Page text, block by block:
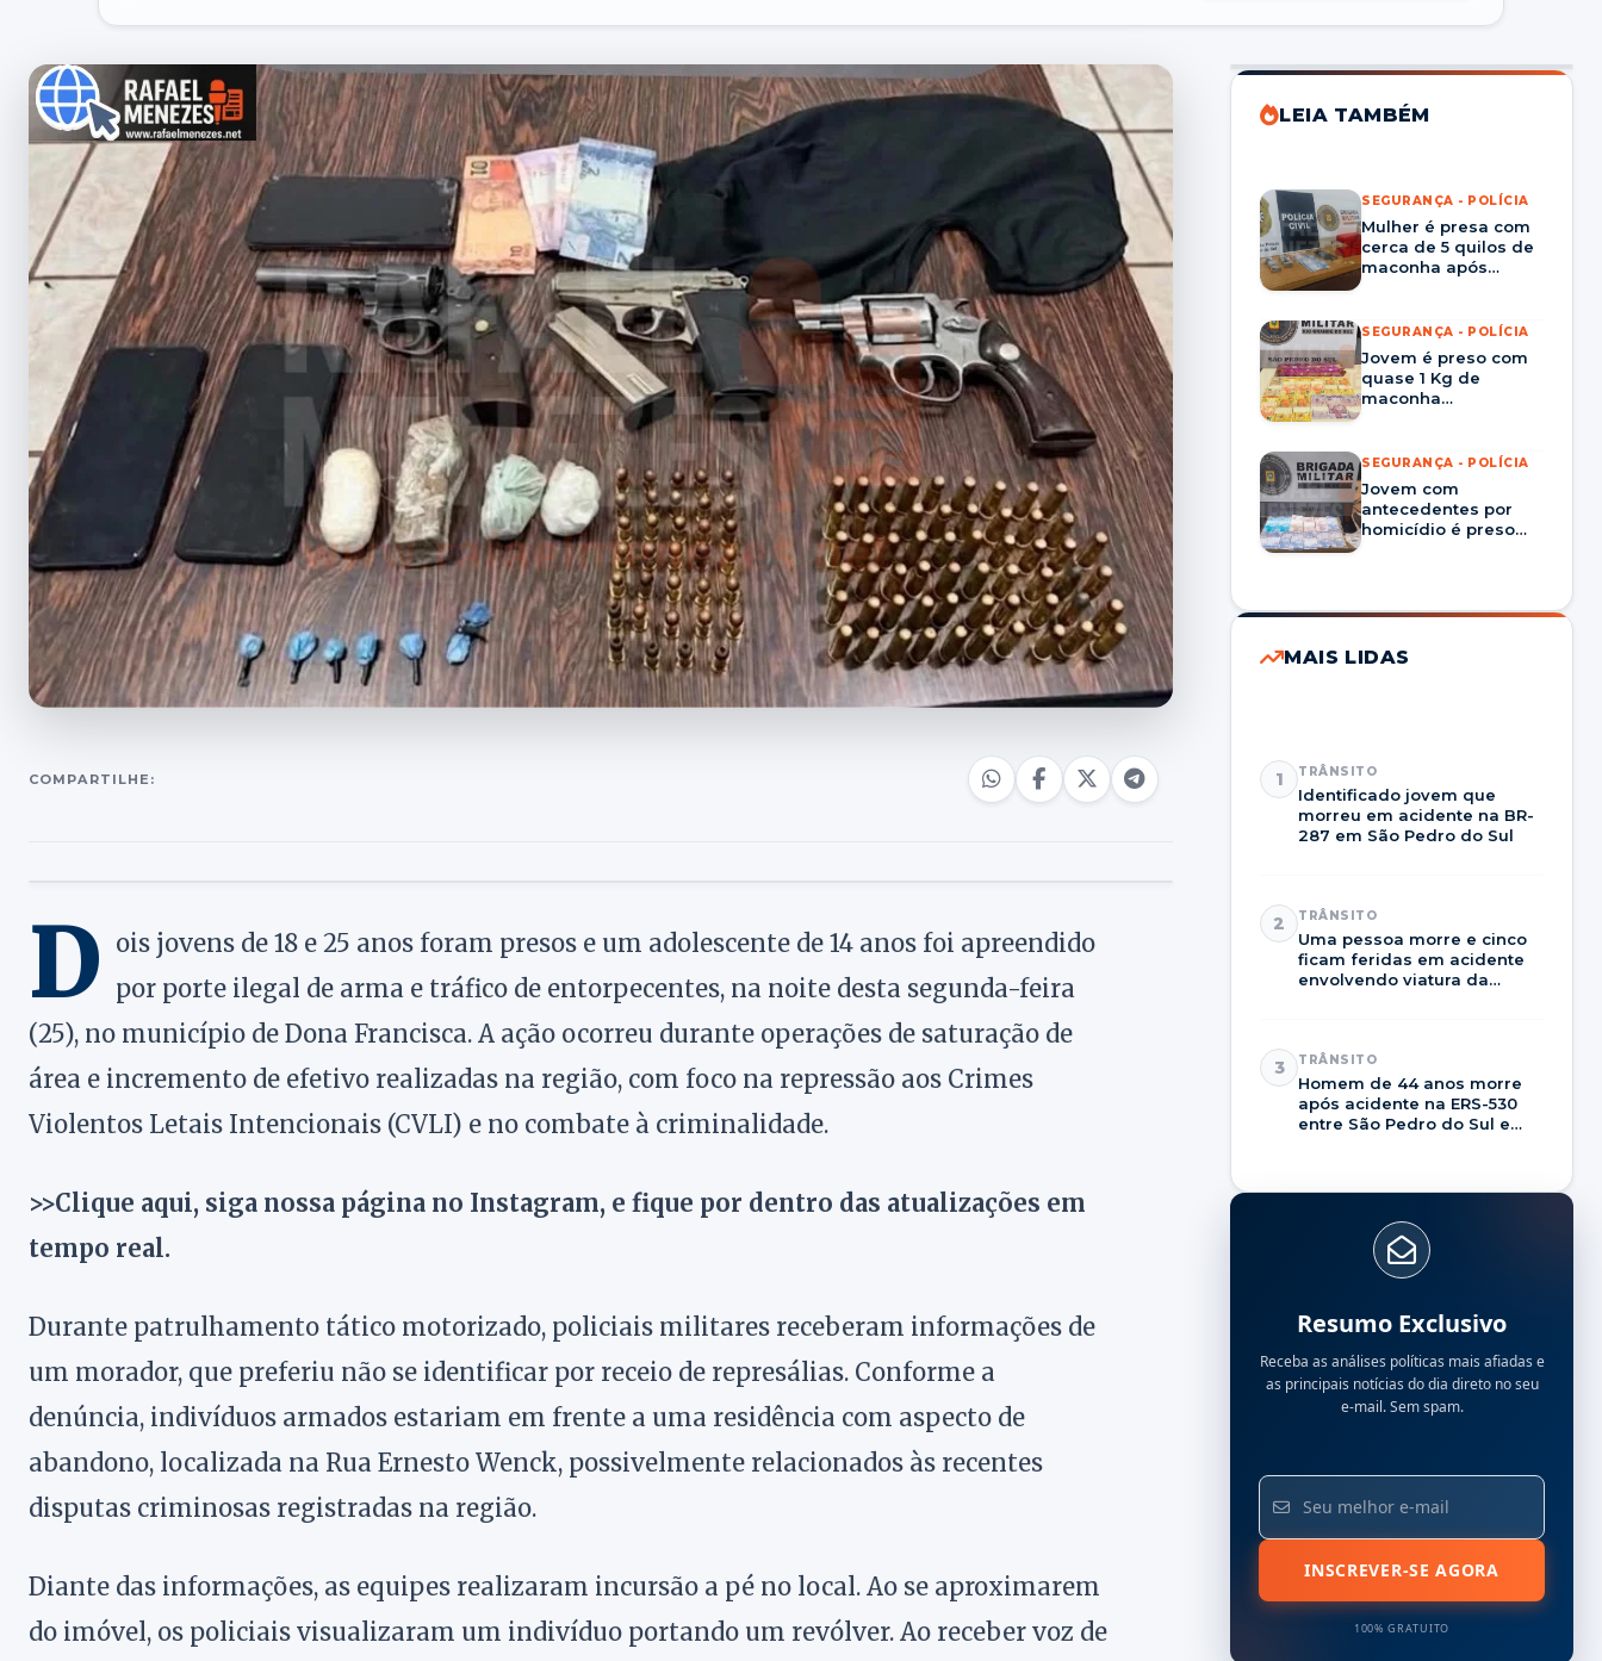
COMPARTILHE:
D ois jovens de 18 e 25 anos foram presos e um adolescente de 14 anos foi apreendido
por porte ilegal de arma e tráfico de entorpecentes, na noite desta segunda-feira
(25), no município de Dona Francisca. A ação ocorreu durante operações de saturação de
área e incremento de efetivo realizadas na região, com foco na repressão aos Crimes
Violentos Letais Intencionais (CVLI) e no combate à criminalidade.
>>Clique aqui, siga nossa página no Instagram, e fique por dentro das atualizações em
tempo real.
Durante patrulhamento tático motorizado, policiais militares receberam informações de
um morador, que preferiu não se identificar por receio de represálias. Conforme a
denúncia, indivíduos armados estariam em frente a uma residência com aspecto de
abandono, localizada na Rua Ernesto Wenck, possivelmente relacionados às recentes
disputas criminosas registradas na região.
Diante das informações, as equipes realizaram incursão a pé no local. Ao se aproximarem
do imóvel, os policiais visualizaram um indivíduo portando um revólver. Ao receber voz de
LEIA TAMBÉM
SEGURANÇA - POLÍCIA
Mulher é presa com
cerca de 5 quilos de
maconha após
SEGURANÇA - POLÍCIA
Jovem é preso com
quase 1 Kg de
maconha
Pedro do Sul
SEGURANÇA - POLÍCIA
Jovem com
antecedentes por
homicídio é preso
Maria
MAIS LIDAS
1 TRÂNSITO
Identificado jovem que
morreu em acidente na BR-
287 em São Pedro do Sul
2 TRÂNSITO
Uma pessoa morre e cinco
ficam feridas em acidente
envolvendo viatura da
3 TRÂNSITO
Homem de 44 anos morre
após acidente na ERS-530
entre São Pedro do Sul e
Resumo Exclusivo
Receba as análises políticas mais afiadas e
as principais notícias do dia direto no seu
e-mail. Sem spam.
INSCREVER-SE AGORA
100% GRATUITO